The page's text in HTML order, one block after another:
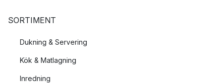
SORTIMENT
Dukning & Servering
Kök & Matlagning
Inredning